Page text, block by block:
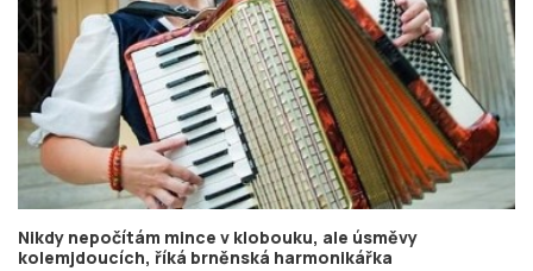
Nikdy nepočítám mince v klobouku, ale úsměvy
kolemjdoucích, říká brněnská harmonikářka